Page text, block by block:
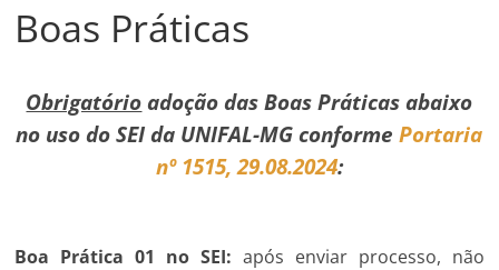
Boas Práticas
Obrigatório adoção das Boas Práticas abaixo
no uso do SEI da UNIFAL-MG conformePortaria
nº 1515, 29.08.2024:
Boa Prática 01 no SEI: após enviar processo, não